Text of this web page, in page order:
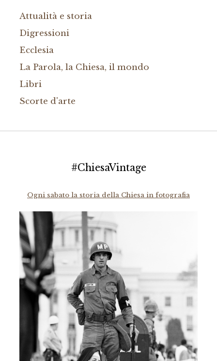
Attualità e storia
Digressioni
Ecclesia
La Parola, la Chiesa, il mondo
Libri
Scorte d'arte
#ChiesaVintage
Ogni sabato la storia della Chiesa in fotografia